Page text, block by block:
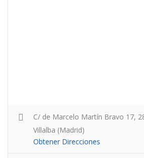
C/ de Marcelo Martín Bravo 17,
Villalba (Madrid)
Obtener Direcciones